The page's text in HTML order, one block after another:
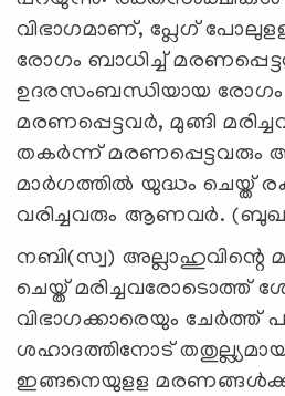
വിഭാഗമാണ്, പ്ലേഗ്
രോഗം ബാധിച്ച്
ഉദരസംബന്ധിയായ
മരണപ്പെട്ടവർ, മുങ്ങി
തകർന്ന് മരണപ്പെട്ടവരും
മാർഗത്തിൽ യുദ്ധം ചെയ്ത്
വരിച്ചവരും ആണവർ.
നബി(സ്വ) അല്ലാഹുവിന്റെ
ചെയ്ത് മരിച്ചവരോടൊത്ത്
വിഭാഗക്കാരെയും
ശഹാദത്തിനോട്
ഇങ്ങനെയുളള